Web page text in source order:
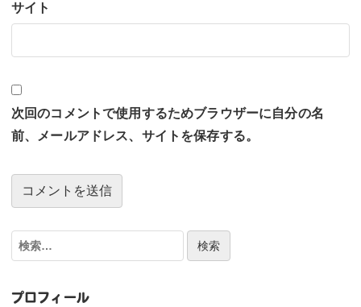
サイト
次回のコメントで使用するためブラウザーに自分の名
前、メールアドレス、サイトを保存する。
検
索:
プロフィール